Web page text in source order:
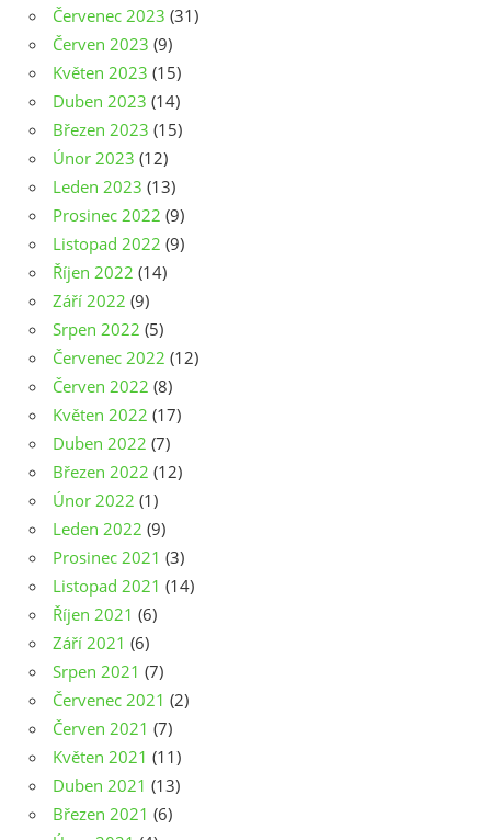
Červenec 2023 (31)
Červen 2023 (9)
Květen 2023 (15)
Duben 2023 (14)
Březen 2023 (15)
Únor 2023 (12)
Leden 2023 (13)
Prosinec 2022 (9)
Listopad 2022 (9)
Říjen 2022 (14)
Září 2022 (9)
Srpen 2022 (5)
Červenec 2022 (12)
Červen 2022 (8)
Květen 2022 (17)
Duben 2022 (7)
Březen 2022 (12)
Únor 2022 (1)
Leden 2022 (9)
Prosinec 2021 (3)
Listopad 2021 (14)
Říjen 2021 (6)
Září 2021 (6)
Srpen 2021 (7)
Červenec 2021 (2)
Červen 2021 (7)
Květen 2021 (11)
Duben 2021 (13)
Březen 2021 (6)